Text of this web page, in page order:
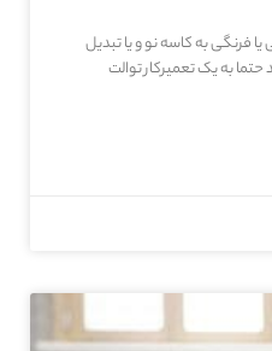
فرنگی به کاسه نو و یا تبدیل
حتما به یک تعمیرکار توالت